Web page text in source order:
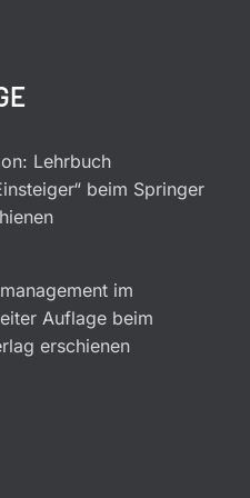
Lehrbuch
beim Springer
im
Auflage beim
erschienen